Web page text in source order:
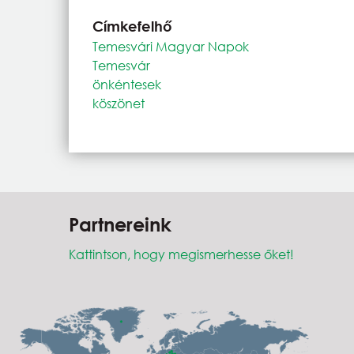
Címkefelhő
Temesvári Magyar Napok
Temesvár
önkéntesek
köszönet
Partnereink
Kattintson, hogy megismerhesse őket!